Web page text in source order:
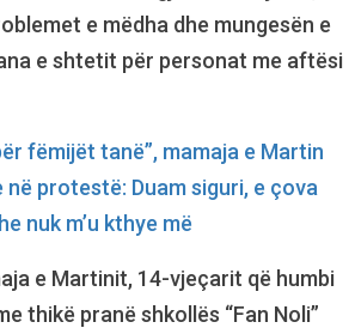
e mëdha dhe mungesën e
e shtetit për personat me aftësi
fëmijët tanë”, mamaja e Martin
në protestë: Duam siguri, e çova
nuk m’u kthye më
e Martinit, 14-vjeçarit që humbi
thikë pranë shkollës “Fan Noli”